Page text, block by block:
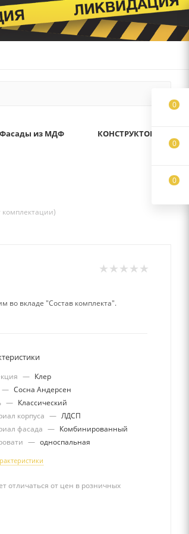
Фасады из МДФ КОНСТРУКТОР
во вкладе "Состав комплекта".
— Клер
— Сосна Андерсен
— Классический
корпуса — ЛДСП
фасада — Комбинированный
— односпальная
отличаться от цен в розничных
0
0
0